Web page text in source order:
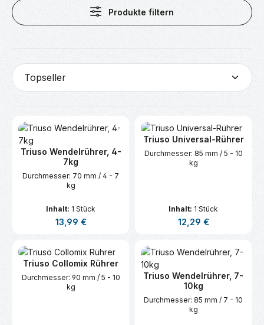
Produkte filtern
Triuso Wendelrührer, 4-
7kg
Durchmesser: 70 mm / 4 - 7
kg
Inhalt: 1 Stück
Regulärer Preis:
13,99 €
Triuso Universal-Rührer
Durchmesser: 85 mm / 5 - 10
kg
Inhalt: 1 Stück
Regulärer Preis:
12,29 €
Triuso Collomix Rührer
Durchmesser: 90 mm / 5 - 10
kg
Triuso Wendelrührer, 7-
10kg
Durchmesser: 85 mm / 7 - 10
kg